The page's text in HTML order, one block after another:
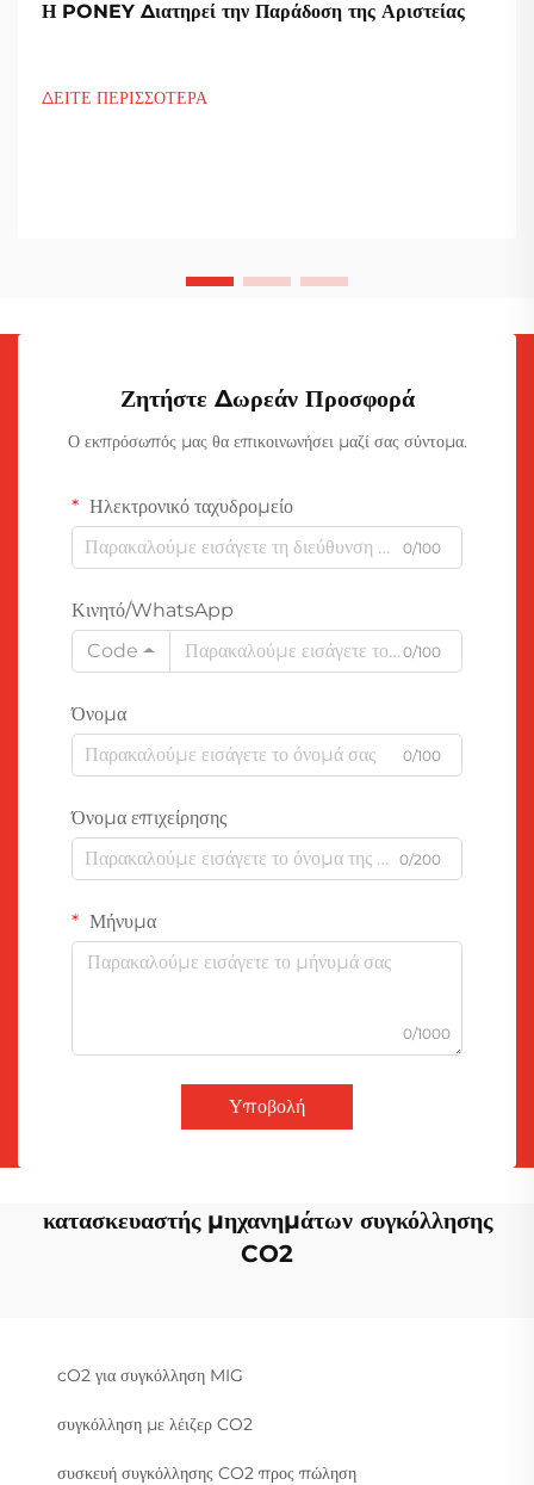
Η PONEY Διατηρεί την Παράδοση της Αριστείας
ΔΕΙΤΕ ΠΕΡΙΣΣΟΤΕΡΑ
Ζητήστε Δωρεάν Προσφορά
Ο εκπρόσωπός μας θα επικοινωνήσει μαζί σας σύντομα.
Ηλεκτρονικό ταχυδρομείο
0/100
Κινητό/WhatsApp
Code
0/100
Όνομα
0/100
Όνομα επιχείρησης
0/200
Μήνυμα
0/1000
Υποβολή
κατασκευαστής μηχανημάτων συγκόλλησης
CO2
cO2 για συγκόλληση MIG
συγκόλληση με λέιζερ CO2
συσκευή συγκόλλησης CO2 προς πώληση